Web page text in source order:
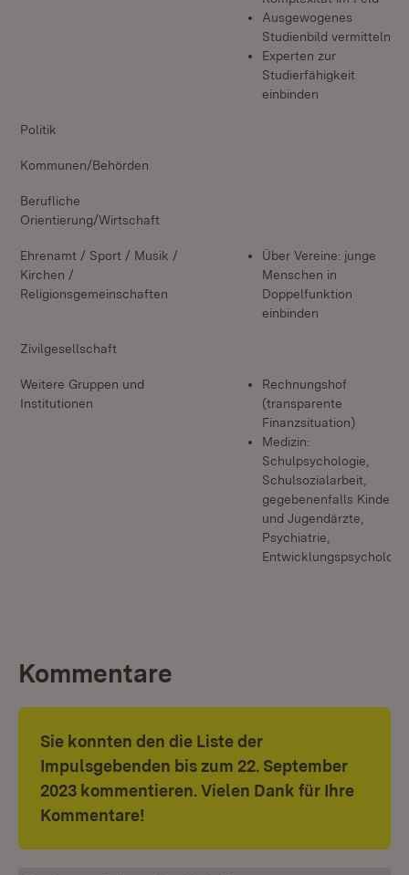
Ausgewogenes
Studienbild vermitteln
Experten zur
Studierfähigkeit
einbinden
Politik
Kommunen/Behörden
Berufliche
Orientierung/Wirtschaft
Ehrenamt / Sport / Musik /
Kirchen /
Religionsgemeinschaften
Über Vereine: junge
Menschen in
Doppelfunktion
einbinden
Zivilgesellschaft
Weitere Gruppen und
Institutionen
Rechnungshof
(transparente
Finanzsituation)
Medizin:
Schulpsychologie,
Schulsozialarbeit,
gegebenenfalls Kinder-
und Jugendärzte,
Psychiatrie,
Kommentare
Sie konnten den die Liste der
Impulsgebenden bis zum 22. September
2023 kommentieren. Vielen Dank für Ihre
Kommentare!